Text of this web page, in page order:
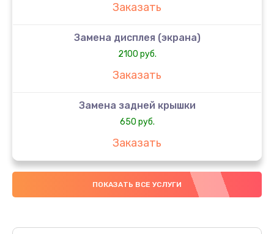
Заказать
Замена дисплея (экрана)
2100 руб.
Заказать
Замена задней крышки
650 руб.
Заказать
Замена аккумулятора
4000 руб.
ПОКАЗАТЬ ВСЕ УСЛУГИ